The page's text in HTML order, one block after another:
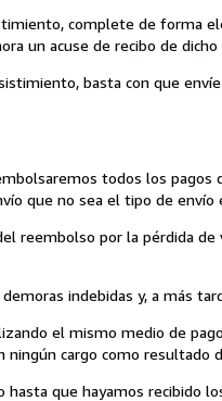
complete de forma
un acuse de recibo de
basta con que
todos los pagos
que no sea el tipo de
reembolso por la pérdida
indebidas y, a más
el mismo medio de
ningún cargo como resultado
que hayamos recibido